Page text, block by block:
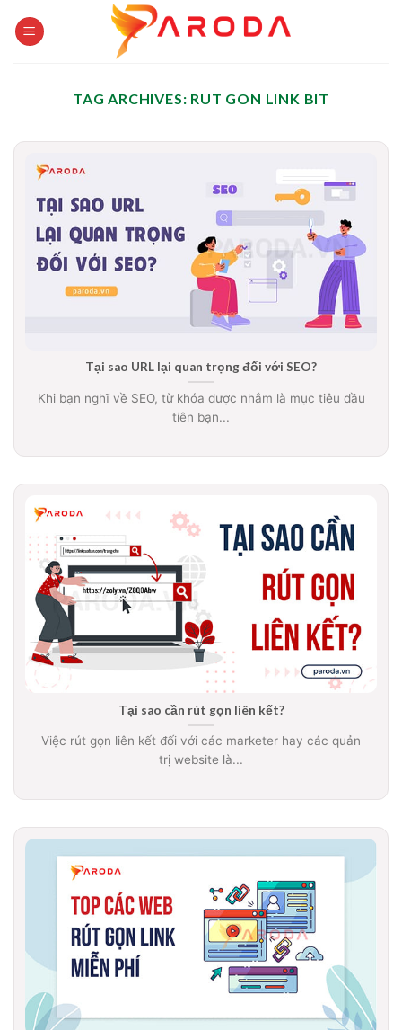
TAG ARCHIVES: RUT GON LINK BIT
Tại sao URL lại quan trọng đối với SEO?
Khi bạn nghĩ về SEO, từ khóa được nhắm là mục tiêu đầu
tiên bạn...
Tại sao cần rút gọn liên kết?
Việc rút gọn liên kết đối với các marketer hay các quản
trị website là...